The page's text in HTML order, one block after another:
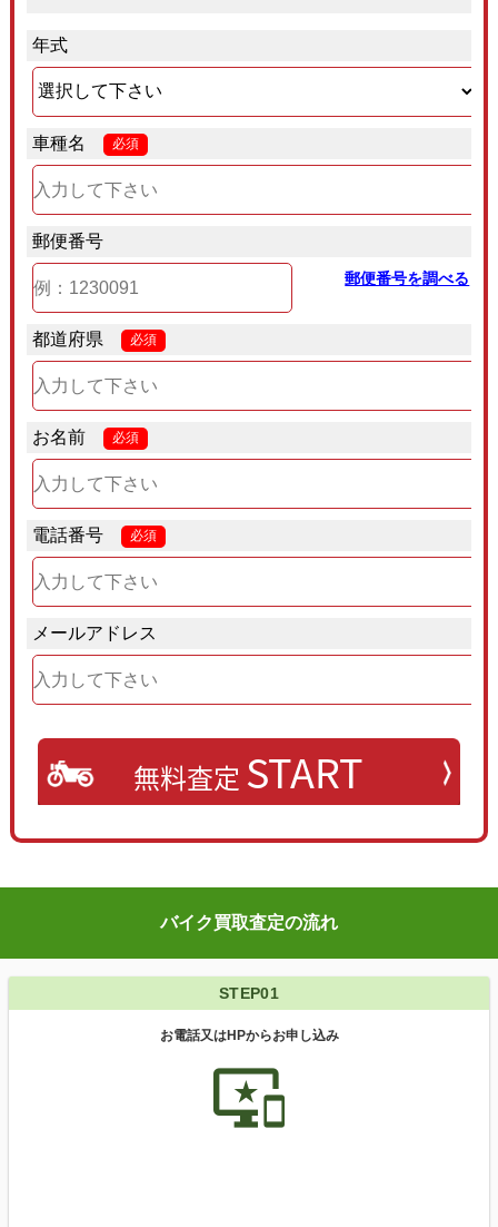
年式
車種名 必須
郵便番号
郵便番号を調べる
都道府県 必須
お名前 必須
電話番号 必須
メールアドレス
無料査定 START
バイク買取査定の流れ
STEP01
お電話又はHPからお申し込み
important_devices